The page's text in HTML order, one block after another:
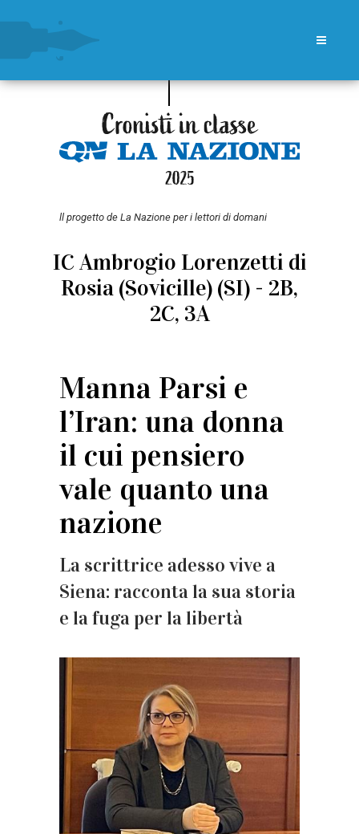
ll progetto de La Nazione per i lettori di domani
IC Ambrogio Lorenzetti di
Rosia (Sovicille) (SI) - 2B,
2C, 3A
Manna Parsi e
l’Iran: una donna
il cui pensiero
vale quanto una
nazione
La scrittrice adesso vive a
Siena: racconta la sua storia
e la fuga per la libertà